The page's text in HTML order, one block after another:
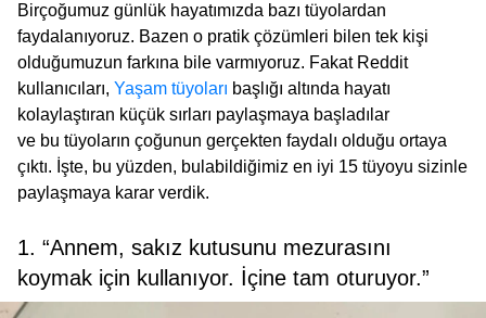
Birçoğumuz günlük hayatımızda bazı tüyolardan
faydalanıyoruz. Bazen o pratik çözümleri bilen tek kişi
olduğumuzun farkına bile varmıyoruz. Fakat Reddit
kullanıcıları, Yaşam tüyoları başlığı altında hayatı
kolaylaştıran küçük sırları paylaşmaya başladılar
ve bu tüyoların çoğunun gerçekten faydalı olduğu ortaya
çıktı. İşte, bu yüzden, bulabildiğimiz en iyi 15 tüyoyu sizinle
paylaşmaya karar verdik.
1. “Annem, sakız kutusunu mezurasını
koymak için kullanıyor. İçine tam oturuyor.”